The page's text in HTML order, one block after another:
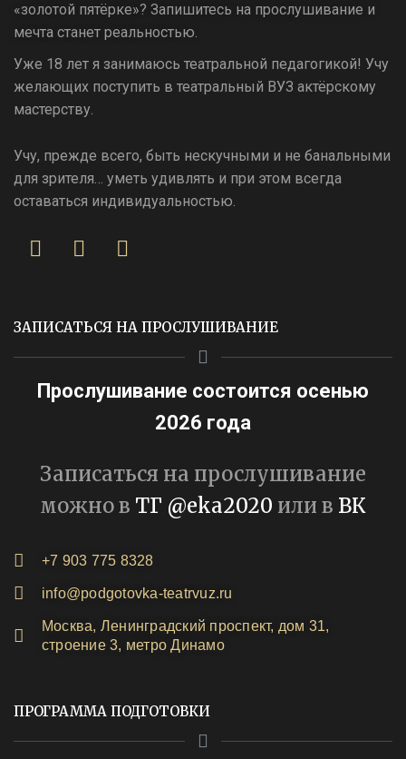
«золотой пятёрке»? Запишитесь на прослушивание и
мечта станет реальностью.
Уже 18 лет я занимаюсь театральной педагогикой! Учу
желающих поступить в театральный ВУЗ актёрскому
мастерству.
Учу, прежде всего, быть нескучными и не банальными
для зрителя… уметь удивлять и при этом всегда
оставаться индивидуальностью.
ЗАПИСАТЬСЯ НА ПРОСЛУШИВАНИЕ
Прослушивание состоится осенью
2026 года
Записаться на прослушивание
можно в ТГ @eka2020 или в ВК
+7 903 775 8328
info@podgotovka-teatrvuz.ru
Москва, Ленинградский проспект, дом 31,
строение 3, метро Динамо
ПРОГРАММА ПОДГОТОВКИ